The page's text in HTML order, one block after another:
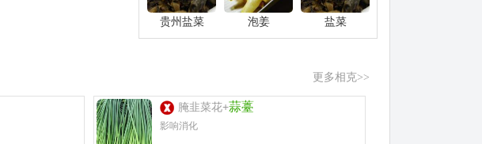
贵州盐菜 泡姜 盐菜
更多相克>>
腌韭菜花+蒜薹
影响消化